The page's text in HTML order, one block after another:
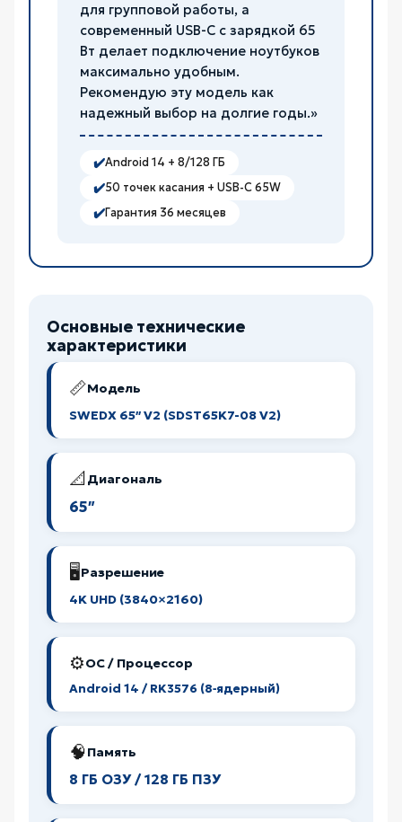
для групповой работы, а
современный USB-C с зарядкой 65
Вт делает подключение ноутбуков
максимально удобным.
Рекомендую эту модель как
надежный выбор на долгие годы.»
✔️Android 14 + 8/128 ГБ
✔️50 точек касания + USB-C 65W
✔️Гарантия 36 месяцев
Основные технические
характеристики
📏Модель
SWEDX 65″ V2 (SDST65K7-08 V2)
📐 Диагональ
65″
🖥️Разрешение
4K UHD (3840×2160)
⚙️ОС / Процессор
Android 14 / RK3576 (8‑ядерный)
🧠Память
8 ГБ ОЗУ / 128 ГБ ПЗУ